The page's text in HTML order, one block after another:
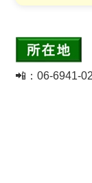
📲 ：06-6941-